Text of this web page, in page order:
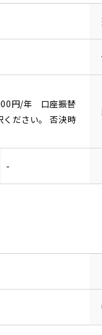
円/年 口座振替
ださい。 否決時
-